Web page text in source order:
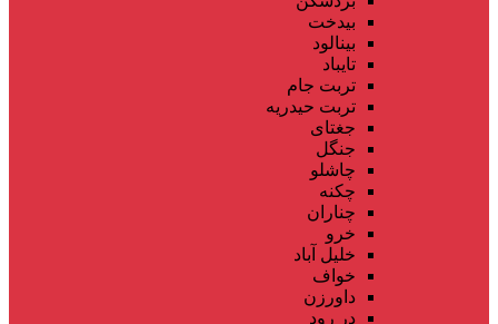
بیدخت
بینالود
تایباد
تربت جام
تربت حیدریه
جغتای
جنگل
چاشلو
چکنه
چناران
خرو
خلیل آباد
خواف
داورزن
در رود